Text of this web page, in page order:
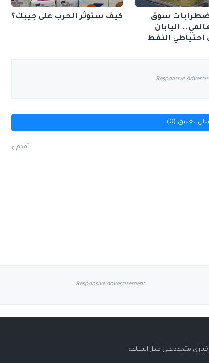
سوق
اليابان
النفط
كيف ستؤثر الحرب على جيبك؟
Responsive
تعليق (0)
أقدم
Responsive Advertisement
متجدد على مدار الساعه